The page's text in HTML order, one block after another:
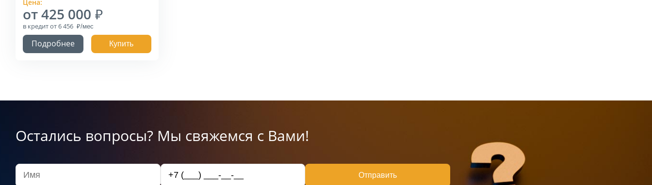
Цена:
от 425 000
в кредитот 6 456
Подробнее Купить
Остались вопросы? Мы свяжемся с Вами!
Отправить